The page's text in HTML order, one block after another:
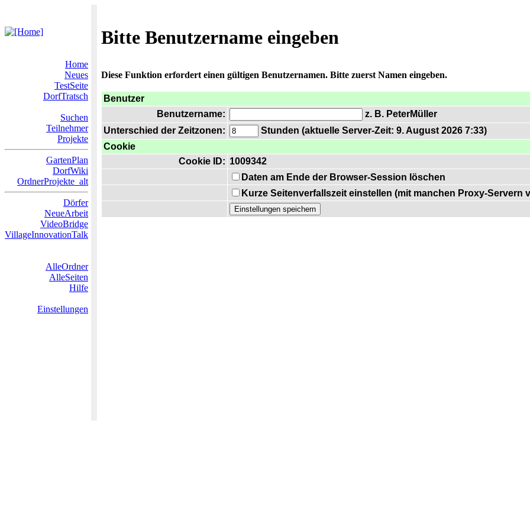
Bitte Benutzername eingeben
Home
Neues
TestSeite
DorfTratsch
Suchen
Teilnehmer
Projekte
GartenPlan
DorfWiki
OrdnerProjekte_alt
Dörfer
NeueArbeit
VideoBridge
VillageInnovationTalk
AlleOrdner
AlleSeiten
Hilfe
Einstellungen
Diese Funktion erfordert einen gültigen Benutzernamen. Bitte zuerst Namen eingeben.
Benutzer
Benutzername:
z. B. PeterMüller
Unterschied der Zeitzonen:
Stunden (aktuelle Server-Zeit: 9. August 2026 7:33)
Cookie
Cookie ID: 1009342
Daten am Ende der Browser-Session löschen
Kurze Seitenverfallszeit einstellen (mit manchen Proxy-Servern